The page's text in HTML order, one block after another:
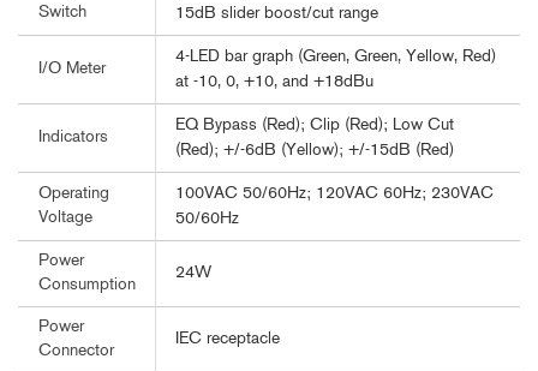
Switch
15dB slider boost/cut range
I/O Meter
4-LED bar graph (Green, Green, Yellow, Red)
at -10, 0, +10, and +18dBu
Indicators
EQ Bypass (Red); Clip (Red); Low Cut
(Red); +/-6dB (Yellow); +/-15dB (Red)
Operating
Voltage
100VAC 50/60Hz; 120VAC 60Hz; 230VAC
50/60Hz
Power
Consumption
24W
Power
Connector
IEC receptacle